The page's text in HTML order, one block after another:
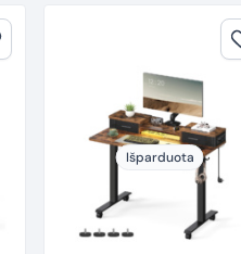
314,60 €.
Išparduota